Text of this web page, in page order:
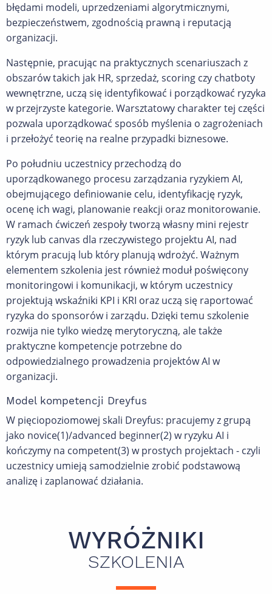
błędami modeli, uprzedzeniami algorytmicznymi,
bezpieczeństwem, zgodnością prawną i reputacją
organizacji.
Następnie, pracując na praktycznych scenariuszach z
obszarów takich jak HR, sprzedaż, scoring czy chatboty
wewnętrzne, uczą się identyfikować i porządkować ryzyka
w przejrzyste kategorie. Warsztatowy charakter tej części
pozwala uporządkować sposób myślenia o zagrożeniach
i przełożyć teorię na realne przypadki biznesowe.
Po południu uczestnicy przechodzą do
uporządkowanego procesu zarządzania ryzykiem AI,
obejmującego definiowanie celu, identyfikację ryzyk,
ocenę ich wagi, planowanie reakcji oraz monitorowanie.
W ramach ćwiczeń zespoły tworzą własny mini rejestr
ryzyk lub canvas dla rzeczywistego projektu AI, nad
którym pracują lub który planują wdrożyć. Ważnym
elementem szkolenia jest również moduł poświęcony
monitoringowi i komunikacji, w którym uczestnicy
projektują wskaźniki KPI i KRI oraz uczą się raportować
ryzyka do sponsorów i zarządu. Dzięki temu szkolenie
rozwija nie tylko wiedzę merytoryczną, ale także
praktyczne kompetencje potrzebne do
odpowiedzialnego prowadzenia projektów AI w
organizacji.
Model kompetencji Dreyfus
W pięciopoziomowej skali Dreyfus: pracujemy z grupą
jako novice(1)/advanced beginner(2) w ryzyku AI i
kończymy na competent(3) w prostych projektach - czyli
uczestnicy umieją samodzielnie zrobić podstawową
analizę i zaplanować działania.
WYRÓŻNIKI
SZKOLENIA